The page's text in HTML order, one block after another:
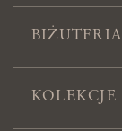
BIŻUTERIA
KOLEKCJE